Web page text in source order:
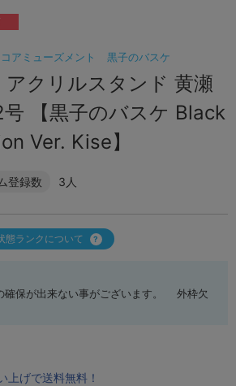
アミューズメント 黒子のバスケ
クリルスタンド 黄瀬
【黒子のバスケ Black
Ver. Kise】
登録数 3人
態ランクについて
確保が出来ない事がございます。 外枠欠
げで送料無料！